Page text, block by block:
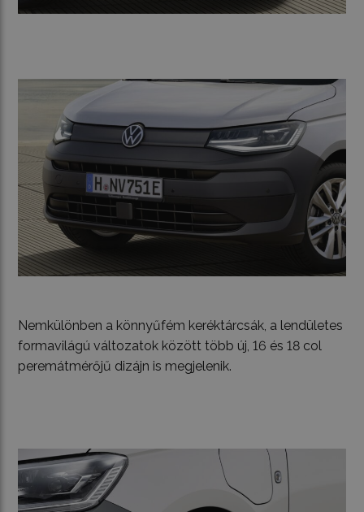
Nemkülönben a könnyűfém keréktárcsák, a lendületes
formavilágú változatok között több új, 16 és 18 col
peremátmérőjű dizájn is megjelenik.